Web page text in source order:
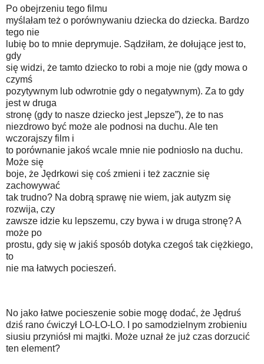
Po obejrzeniu tego filmu
myślałam też o porównywaniu dziecka do dziecka. Bardzo
tego nie
lubię bo to mnie deprymuje. Sądziłam, że dołujące jest to,
gdy
się widzi, że tamto dziecko to robi a moje nie (gdy mowa o
czymś
pozytywnym lub odwrotnie gdy o negatywnym). Za to gdy
jest w druga
stronę (gdy to nasze dziecko jest „lepsze”), że to nas
niezdrowo być może ale podnosi na duchu. Ale ten
wczorajszy film i
to porównanie jakoś wcale mnie nie podniosło na duchu.
Może się
boje, że Jędrkowi się coś zmieni i też zacznie się
zachowywać
tak trudno? Na dobrą sprawę nie wiem, jak autyzm się
rozwija, czy
zawsze idzie ku lepszemu, czy bywa i w druga stronę? A
może po
prostu, gdy się w jakiś sposób dotyka czegoś tak ciężkiego,
to
nie ma łatwych pocieszeń.
No jako łatwe pocieszenie sobie mogę dodać, że Jędruś
dziś rano ćwiczył LO-LO-LO. I po samodzielnym zrobieniu
siusiu przyniósł mi majtki. Może uznał że już czas dorzucić
ten element?